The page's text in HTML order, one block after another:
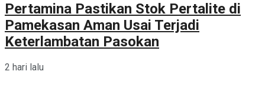
Pertamina Pastikan Stok Pertalite di
Pamekasan Aman Usai Terjadi
Keterlambatan Pasokan
2 hari lalu